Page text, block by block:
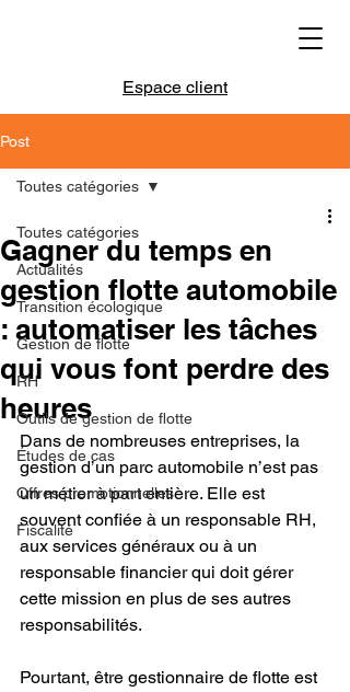
Espace client
Post
Toutes catégories
Actualités
Transition écologique
Gestion de flotte
RH
Outils de gestion de flotte
Études de cas
Offres promotionnelles
Fiscalité
Toutes catégories
Gagner du temps en
gestion flotte automobile
: automatiser les tâches
qui vous font perdre des
heures
Dans de nombreuses entreprises, la
gestion d’un parc automobile n’est pas
un métier à part entière. Elle est
souvent confiée à un responsable RH,
aux services généraux ou à un
responsable financier qui doit gérer
cette mission en plus de ses autres
responsabilités.
Pourtant, être gestionnaire de flotte est